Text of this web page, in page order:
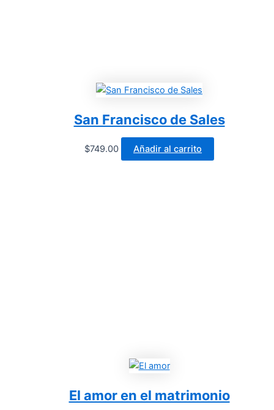
San Francisco de Sales
$749.00 Añadir al carrito
El amor en el matrimonio